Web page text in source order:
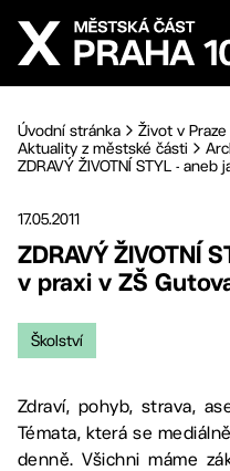
Přejít na hlavní obsah
Úvodní stránka Život v Praze
Aktuality z městské části
ZDRAVÝ ŽIVOTNÍ STYL - aneb
17.05.2011
ZDRAVÝ ŽIVOTNÍ
v praxi v ZŠ
Školství
Zdraví, pohyb, strava,
Témata, která se
denně. Všichni máme